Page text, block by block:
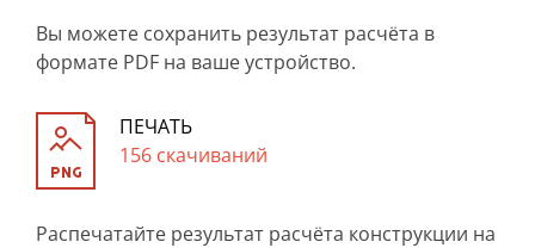
Вы можете сохранить результат расчёта в
формате PDF на ваше устройство.
ПЕЧАТЬ
156 скачиваний
Распечатайте результат расчёта конструкции на